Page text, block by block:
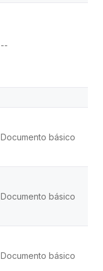
--
Documento básico
Documento básico
Documento básico